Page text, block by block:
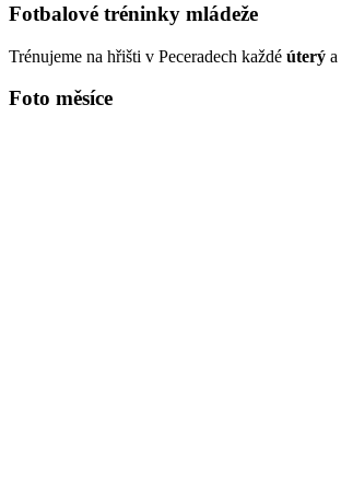
Fotbalové tréninky mládeže
Trénujeme na hřišti v Peceradech každé úterý a
Foto měsíce